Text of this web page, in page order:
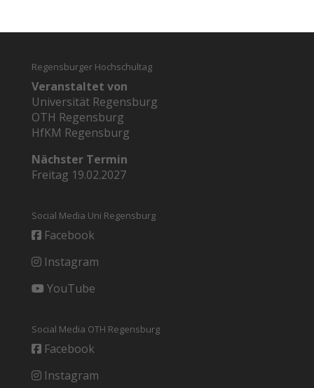
Regensburger Hochschultag
Veranstaltet von
Universität Regensburg
OTH Regensburg
HfKM Regensburg
Nächster Termin
Freitag 19.02.2027
Social Media Uni Regensburg
Facebook
Instagram
YouTube
Social Media OTH Regensburg
Facebook
Instagram